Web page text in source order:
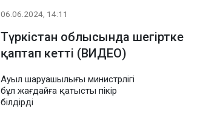
06.06.2024, 14:11
Түркістан облысында шегіртке
қаптап кетті (ВИДЕО)
Ауыл шаруашылығы министрлігі
бұл жағдайға қатысты пікір
білдірді